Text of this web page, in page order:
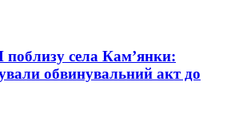
села Кам’янки:
обвинувальний акт до